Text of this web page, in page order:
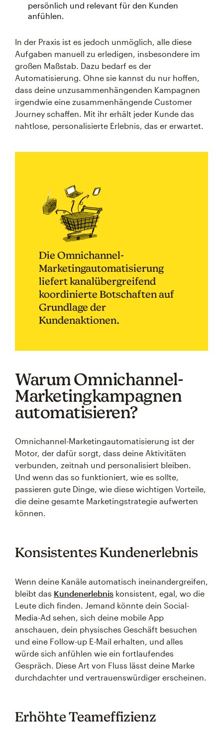
persönlich und relevant für den Kunden
anfühlen.
In der Praxis ist es jedoch unmöglich, alle diese
Aufgaben manuell zu erledigen, insbesondere im
großen Maßstab. Dazu bedarf es der
Automatisierung. Ohne sie kannst du nur hoffen,
dass deine unzusammenhängenden Kampagnen
irgendwie eine zusammenhängende Customer
Journey schaffen. Mit ihr erhält jeder Kunde das
nahtlose, personalisierte Erlebnis, das er erwartet.
Die Omnichannel-
Marketingautomatisierung
liefert kanalübergreifend
koordinierte Botschaften auf
Grundlage der
Kundenaktionen.
Warum Omnichannel-
Marketingkampagnen
automatisieren?
Omnichannel-Marketingautomatisierung ist der
Motor, der dafür sorgt, dass deine Aktivitäten
verbunden, zeitnah und personalisiert bleiben.
Und wenn das so funktioniert, wie es sollte,
passieren gute Dinge, wie diese wichtigen Vorteile,
die deine gesamte Marketingstrategie aufwerten
können.
Konsistentes Kundenerlebnis
Wenn deine Kanäle automatisch ineinandergreifen,
bleibt das Kundenerlebnis konsistent, egal, wo die
Leute dich finden. Jemand könnte dein Social-
Media-Ad sehen, sich deine mobile App
anschauen, dein physisches Geschäft besuchen
und eine Follow-up E-Mail erhalten, und alles
würde sich anfühlen wie ein fortlaufendes
Gespräch. Diese Art von Fluss lässt deine Marke
durchdachter und vertrauenswürdiger erscheinen.
Erhöhte Teameffizienz